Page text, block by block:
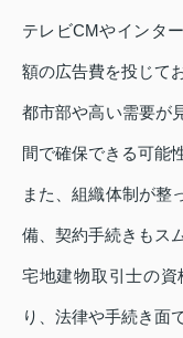
テレビCMやインタ
額の広告費を投じて
都市部や高い需要が
間で確保できる可能
また、組織体制が整
備、契約手続きもス
宅地建物取引士の
り、法律や手続き面